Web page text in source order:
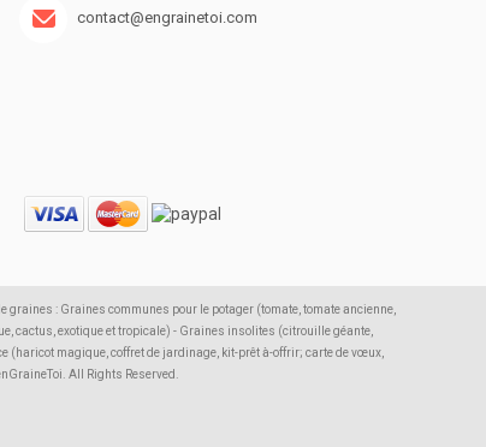
contact@engrainetoi.com
: Graines communes pour le potager (tomate, tomate ancienne,
cactus, exotique et tropicale) - Graines insolites (citrouille géante,
(haricot magique, coffret de jardinage, kit-prêt à-offrir; carte de vœux,
All Rights Reserved.